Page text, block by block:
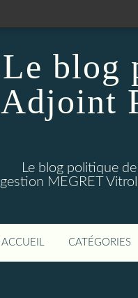
Le blog
Adjoint
Le blog politique
gestion MEGRET
ACCUEIL CATÉGORIES